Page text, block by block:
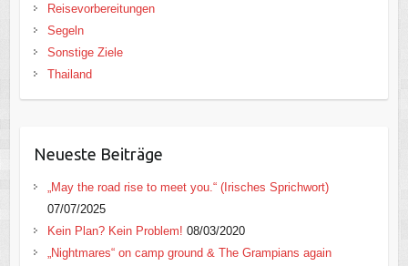
Reisevorbereitungen
Segeln
Sonstige Ziele
Thailand
Neueste Beiträge
„May the road rise to meet you.“ (Irisches Sprichwort)
07/07/2025
Kein Plan? Kein Problem! 08/03/2020
„Nightmares“ on camp ground & The Grampians again